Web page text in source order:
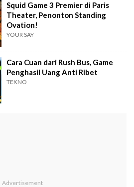
Squid Game 3 Premier di Paris
Theater, Penonton Standing
Ovation!
YOUR SAY
Cara Cuan dari Rush Bus, Game
Penghasil Uang Anti Ribet
TEKNO